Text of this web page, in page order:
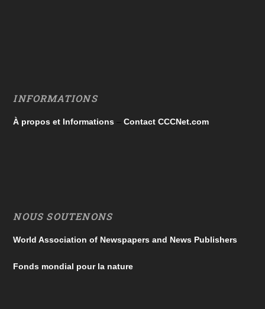
INFORMATIONS
À propos et Informations –Contact CCCNet.com
NOUS SOUTENONS
World Association of Newspapers and News Publishers
Fonds mondial pour la nature